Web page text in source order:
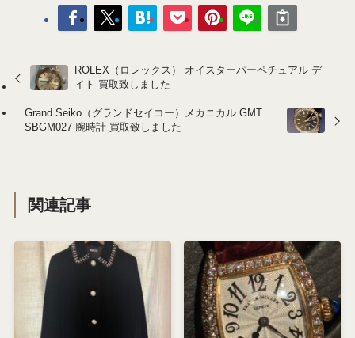
ROLEX（ロレックス） オイスターパーペチュアル デ
イト 買取致しました
Grand Seiko（グランドセイコー）メカニカル GMT
SBGM027 腕時計 買取致しました
関連記事